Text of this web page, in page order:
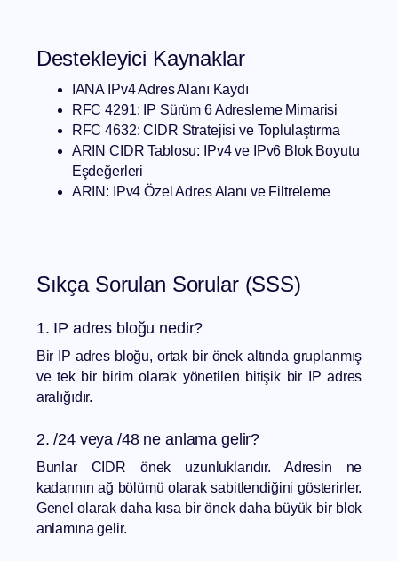
Destekleyici Kaynaklar
IANA IPv4 Adres Alanı Kaydı
RFC 4291: IP Sürüm 6 Adresleme Mimarisi
RFC 4632: CIDR Stratejisi ve Toplulaştırma
ARIN CIDR Tablosu: IPv4 ve IPv6 Blok Boyutu
Eşdeğerleri
ARIN: IPv4 Özel Adres Alanı ve Filtreleme
Sıkça Sorulan Sorular (SSS)
1. IP adres bloğu nedir?
Bir IP adres bloğu, ortak bir önek altında gruplanmış
ve tek bir birim olarak yönetilen bitişik bir IP adres
aralığıdır.
2. /24 veya /48 ne anlama gelir?
Bunlar CIDR önek uzunluklarıdır. Adresin ne
kadarının ağ bölümü olarak sabitlendiğini gösterirler.
Genel olarak daha kısa bir önek daha büyük bir blok
anlamına gelir.